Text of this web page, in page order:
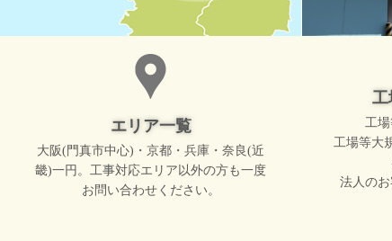
エリア一覧
大阪(門真市中心)・京都・兵庫・奈良(近
畿)一円。工事対応エリア以外の方も一度
お問い合わせください。
工
工場
工場等大
法人のお